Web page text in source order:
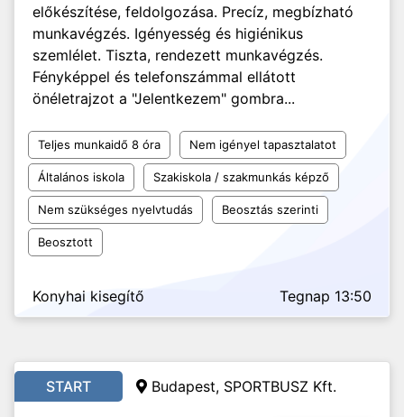
előkészítése, feldolgozása. Precíz, megbízható
munkavégzés. Igényesség és higiénikus
szemlélet. Tiszta, rendezett munkavégzés.
Fényképpel és telefonszámmal ellátott
önéletrajzot a "Jelentkezem" gombra...
Teljes munkaidő 8 óra Nem igényel tapasztalatot
Általános iskola Szakiskola / szakmunkás képző
Nem szükséges nyelvtudás Beosztás szerinti
Beosztott
Konyhai kisegítő Tegnap 13:50
START Budapest, SPORTBUSZ Kft.